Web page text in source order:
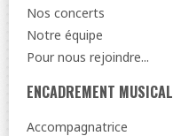
Nos concerts
Notre équipe
Pour nous rejoindre...
ENCADREMENT MUSICAL
Accompagnatrice